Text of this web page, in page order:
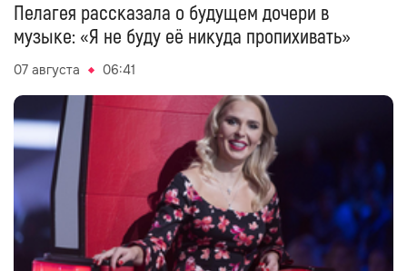
Пелагея рассказала о будущем дочери в
музыке: «Я не буду её никуда пропихивать»
07 августа 06:41